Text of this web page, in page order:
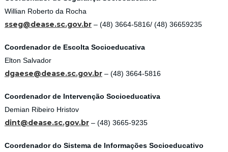
Willian Roberto da Rocha
sseg@dease.sc.gov.br – (48) 3664-5816/ (48) 36659235
Coordenador de Escolta Socioeducativa
Elton Salvador
dgaese@dease.sc.gov.br – (48) 3664-5816
Coordenador de Intervenção Socioeducativa
Demian Ribeiro Hristov
dint@dease.sc.gov.br – (48) 3665-9235
Coordenador do Sistema de Informações Socioeducativo